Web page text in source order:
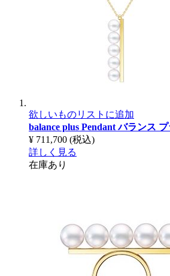
欲しいものリストに追加
balance plus Pendantバランス
¥ 711,700 (税込)
詳しく見る
在庫あり